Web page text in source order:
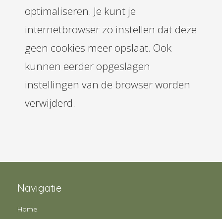
optimaliseren. Je kunt je
internetbrowser zo instellen dat deze
geen cookies meer opslaat. Ook
kunnen eerder opgeslagen
instellingen van de browser worden
verwijderd.
Navigatie
Home